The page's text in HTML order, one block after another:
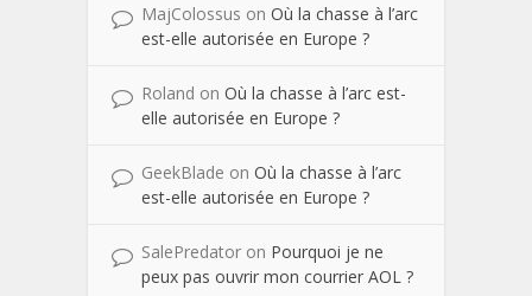
MajColossus on Où la chasse à l’arc
est-elle autorisée en Europe ?
Roland on Où la chasse à l’arc est-
elle autorisée en Europe ?
GeekBlade on Où la chasse à l’arc
est-elle autorisée en Europe ?
SalePredator on Pourquoi je ne
peux pas ouvrir mon courrier AOL ?